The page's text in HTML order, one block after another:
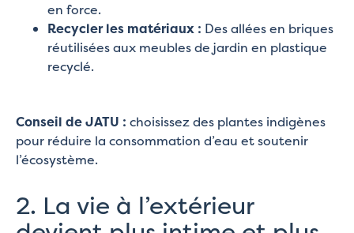
en force.
Recycler les matériaux : Des allées en briques
réutilisées aux meubles de jardin en plastique
recyclé.
Conseil de JATU : choisissez des plantes indigènes
pour réduire la consommation d’eau et soutenir
l’écosystème.
2. La vie à l’extérieur